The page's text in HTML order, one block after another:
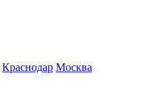
Краснодар Москва